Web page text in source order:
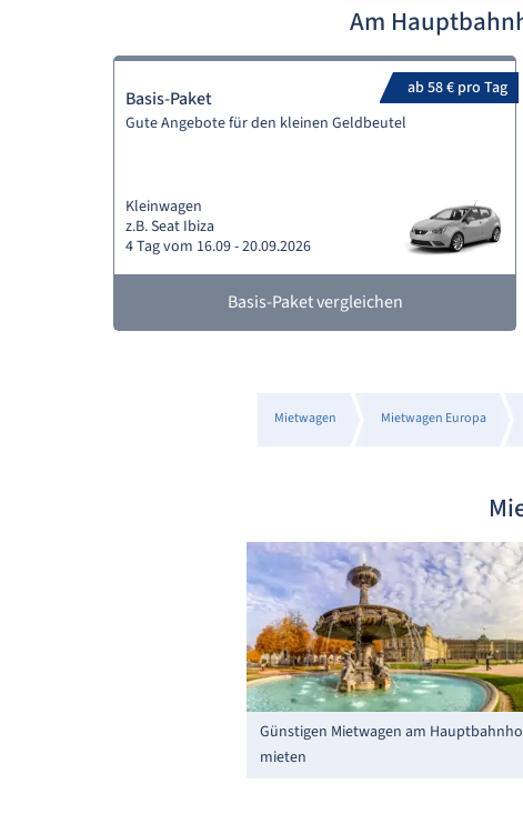
Am
ab 58 € pro Tag
Basis-Paket
Gute Angebote für den kleinen Geldbeutel
Kleinwagen
z.B. Seat Ibiza
4 Tag vom 16.09 - 20.09.2026
Basis-Paket vergleichen
Mietwagen Mietwagen Europa
Günstigen Mietwagen am
mieten